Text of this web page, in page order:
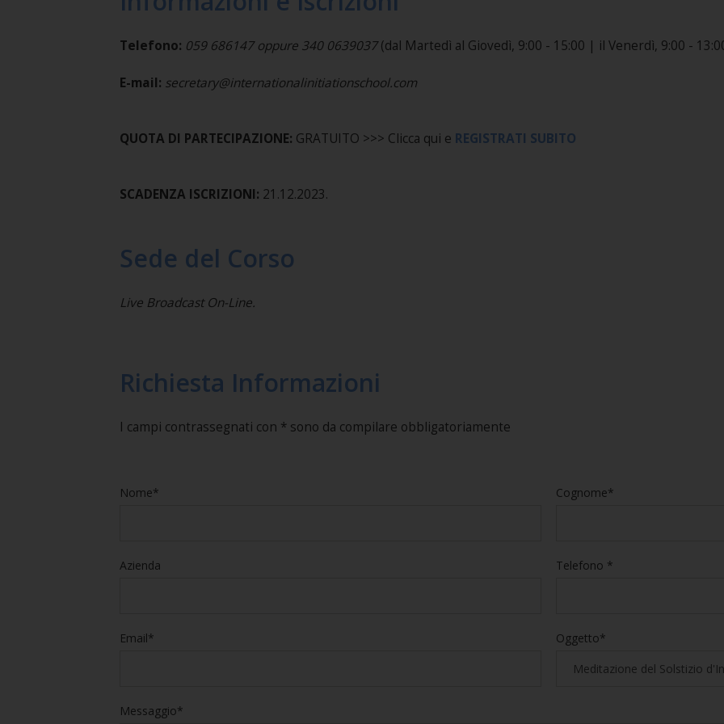
Telefono: 059 686147 oppure 340 0639037(dal Martedì al Giovedì, 9:00 - 15:00 | il Venerdì, 9:00 -
E-mail: secretary@internationalinitiationschool.com
QUOTA DI PARTECIPAZIONE: GRATUITO >>> Clicca qui e REGISTRATI SUBITO
SCADENZA ISCRIZIONI: 21.12.2023.
Sede del Corso
Live Broadcast On-Line.
Richiesta Informazioni
I campi contrassegnati con * sono da compilare obbligatoriamente
Nome* Cognome*
Azienda Telefono *
Email* Oggetto*
Messaggio*